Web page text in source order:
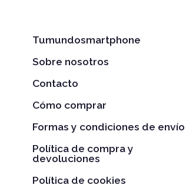
Tumundosmartphone
Sobre nosotros
Contacto
Cómo comprar
Formas y condiciones de envío
Política de compra y
devoluciones
Política de cookies